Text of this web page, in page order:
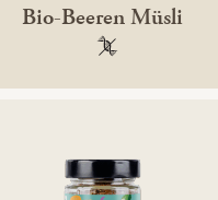
Bio-Beeren Müsli
100 %